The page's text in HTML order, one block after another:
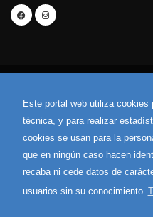
Este portal web utiliza cookies
técnica, y para realizar
cookies se usan para la
que en ningún caso hacen
recaba ni cede datos de
usuarios sin su conocimiento
Contacto
Política de envíos
Política